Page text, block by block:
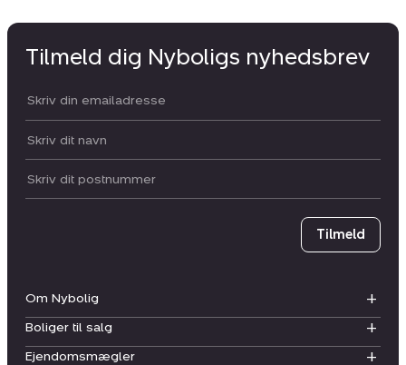
Om Nybolig
Boliger til salg
Ejendomsmægler
Tilmeld dig Nyboligs nyhedsbrev
Din email:
Dit navn:
Postnummer
Tilmeld